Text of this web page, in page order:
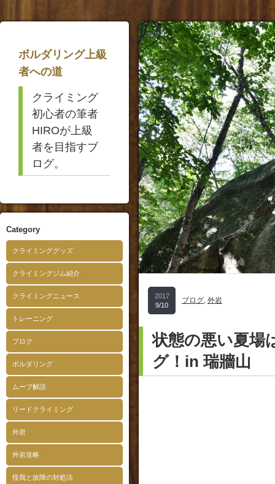
ボルダリング上級
者への道
クライミング
初心者の筆者
HIROが上級
者を目指すブ
ログ。
Category
クライミンググッズ
クライミングジム紹介
クライミングニュース
トレーニング
ブログ
ボルダリング
ムーブ解説
リードクライミング
外岩
外岩攻略
怪我と故障の対処法
2017
9/10
ブログ, 外岩
状態の悪い夏場
グ！in 瑞牆山